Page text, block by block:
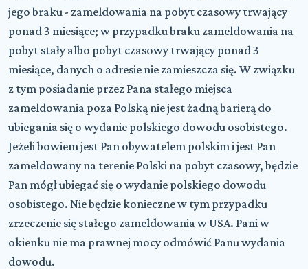
jego braku - zameldowania na pobyt czasowy trwający
ponad 3 miesiące; w przypadku braku zameldowania na
pobyt stały albo pobyt czasowy trwający ponad 3
miesiące, danych o adresie nie zamieszcza się. W związku
z tym posiadanie przez Pana stałego miejsca
zameldowania poza Polską nie jest żadną barierą do
ubiegania się o wydanie polskiego dowodu osobistego.
Jeżeli bowiem jest Pan obywatelem polskim i jest Pan
zameldowany na terenie Polski na pobyt czasowy, będzie
Pan mógł ubiegać się o wydanie polskiego dowodu
osobistego. Nie będzie konieczne w tym przypadku
zrzeczenie się stałego zameldowania w USA. Pani w
okienku nie ma prawnej mocy odmówić Panu wydania
dowodu.